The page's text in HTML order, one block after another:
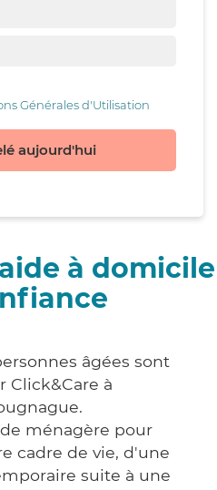
Générales d'Utilisation
aujourd'hui
à domicile
âgées sont
Click&Care à
ménagère pour
cadre de vie, d'une
suite à une